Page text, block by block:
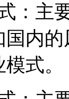
：主
内
式。